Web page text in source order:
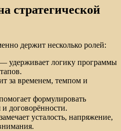
стратегической
держит несколько ролей:
удерживает логику программы
за временем, темпом и
формулировать
договорённости.
усталость, напряжение,